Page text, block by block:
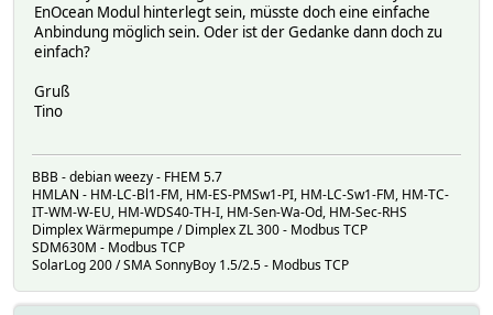
EnOcean Modul hinterlegt sein, müsste doch eine einfache
Anbindung möglich sein. Oder ist der Gedanke dann doch zu
einfach?
Gruß
Tino
BBB - debian weezy - FHEM 5.7
HMLAN - HM-LC-Bl1-FM, HM-ES-PMSw1-PI, HM-LC-Sw1-FM, HM-TC-
IT-WM-W-EU, HM-WDS40-TH-I, HM-Sen-Wa-Od, HM-Sec-RHS
Dimplex Wärmepumpe / Dimplex ZL 300 - Modbus TCP
SDM630M - Modbus TCP
SolarLog 200 / SMA SonnyBoy 1.5/2.5 - Modbus TCP